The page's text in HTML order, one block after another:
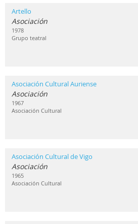
Artello
Asociación
1978
Grupo teatral
Asociación Cultural Auriense
Asociación
1967
Asociación Cultural
Asociación Cultural de Vigo
Asociación
1965
Asociación Cultural